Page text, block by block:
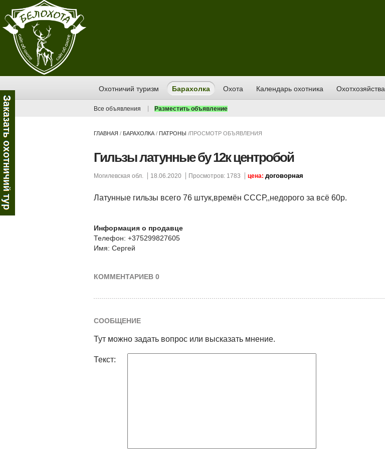
Охотничий туризм Барахолка Охота Календарь охотника Охотхозяйства
Все объявления Разместить объявление
ГЛАВНАЯ / БАРАХОЛКА / ПАТРОНЫ /ПРОСМОТР ОБЪЯВЛЕНИЯ
Гильзы латунные бу 12к центробой
Могилевская обл. 18.06.2020 Просмотров: 1783 цена: договорная
Латунные гильзы всего 76 штук,времён СССР,,недорого за всё 60р.
Информация о продавце
Телефон: +375299827605
Имя: Сергей
КОММЕНТАРИЕВ 0
СООБЩЕНИЕ
Тут можно задать вопрос или высказать мнение.
Текст: